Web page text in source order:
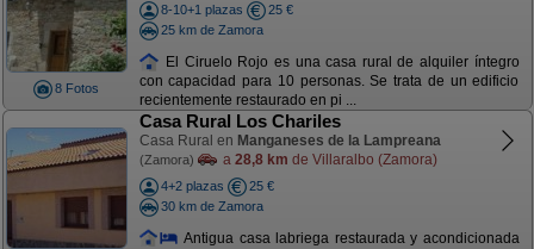
8 Fotos
8-10+1 plazas
25 €
25 km de Zamora
El Ciruelo Rojo es una casa rural de alquiler íntegro
con capacidad para 10 personas. Se trata de un edificio
recientemente restaurado en pi ...
Casa Rural Los Chariles
Casa Rural en Manganeses de la Lampreana
(Zamora) a 28,8 km de Villaralbo (Zamora)
4+2 plazas
25 €
30 km de Zamora
Antigua casa labriega restaurada y acondicionada